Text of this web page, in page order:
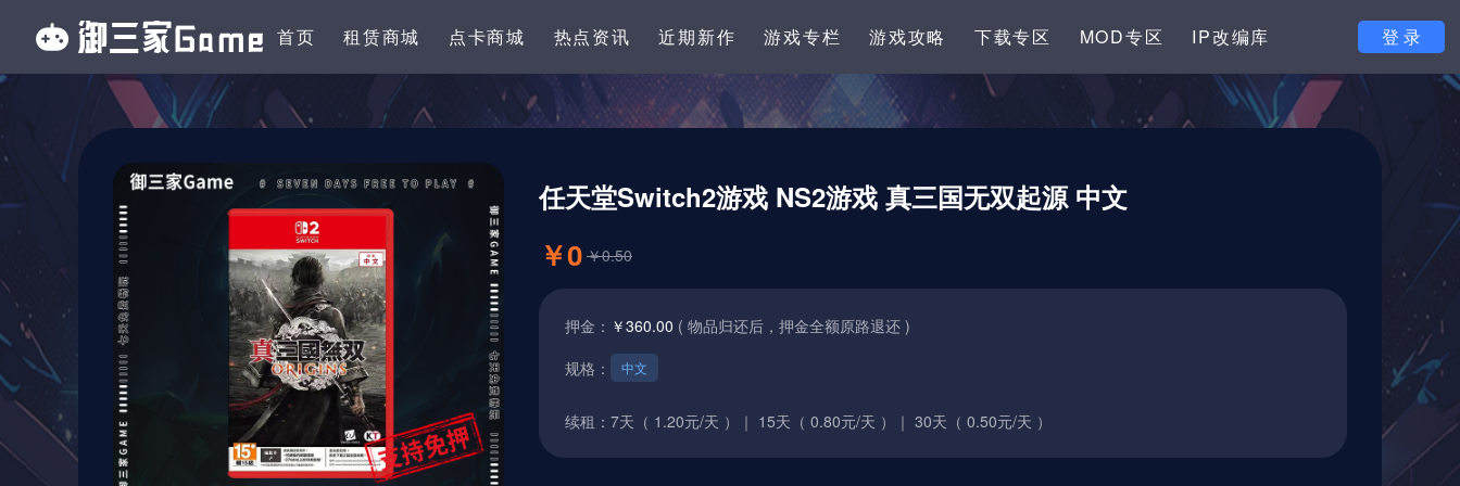
首页 租赁商城 点卡商城 热点资讯 近期新作 游戏专栏 游戏攻略 下载专区 MOD专区 IP改编库 登 录
任天堂Switch2游戏 NS2游戏 真三国无双起源 中文
￥0 ￥0.50
押金： ￥360.00 ( 物品归还后，押金全额原路退还 )
规格：
中文
续租： 7天（ 1.20元/天 ）｜ 15天（ 0.80元/天 ）｜ 30天（ 0.50元/天 ）